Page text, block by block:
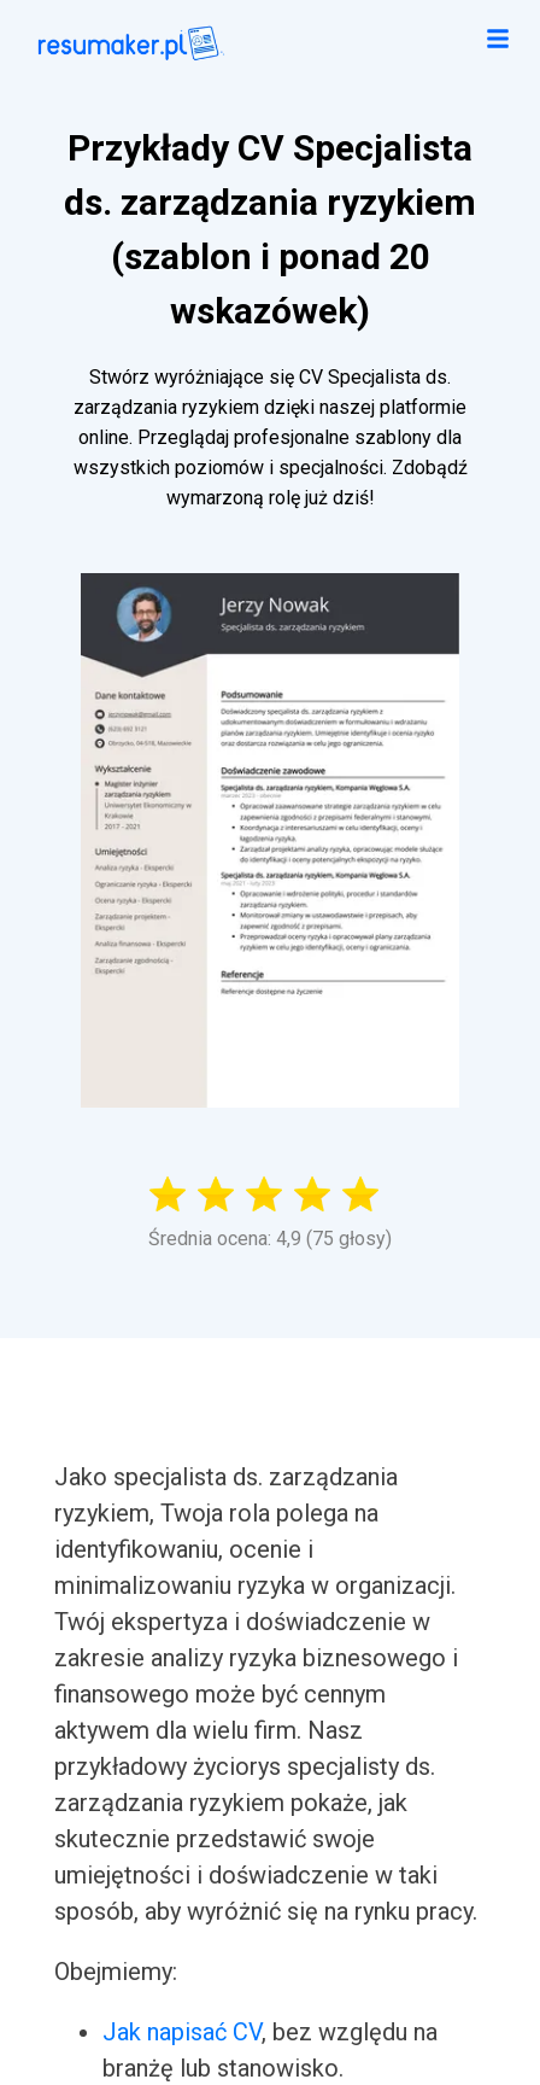
Przykłady CV Specjalista
ds. zarządzania ryzykiem
(szablon i ponad 20
wskazówek)
Stwórz wyróżniające się CV Specjalista ds.
zarządzania ryzykiem dzięki naszej platformie
online. Przeglądaj profesjonalne szablony dla
wszystkich poziomów i specjalności. Zdobądź
wymarzoną rolę już dziś!
Średnia ocena: 4,9 (75 głosy)
Jako specjalista ds. zarządzania
ryzykiem, Twoja rola polega na
identyfikowaniu, ocenie i
minimalizowaniu ryzyka w organizacji.
Twój ekspertyza i doświadczenie w
zakresie analizy ryzyka biznesowego i
finansowego może być cennym
aktywem dla wielu firm. Nasz
przykładowy życiorys specjalisty ds.
zarządzania ryzykiem pokaże, jak
skutecznie przedstawić swoje
umiejętności i doświadczenie w taki
sposób, aby wyróżnić się na rynku pracy.
Obejmiemy:
Jak napisać CV, bez względu na
branżę lub stanowisko.